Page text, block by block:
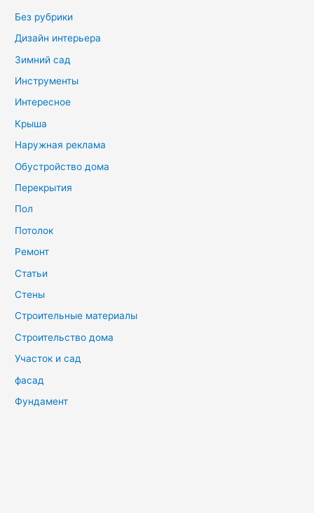
Без рубрики
Дизайн интерьера
Зимний сад
Инструменты
Интересное
Крыша
Наружная реклама
Обустройство дома
Перекрытия
Пол
Потолок
Ремонт
Статьи
Стены
Строительные материалы
Строительство дома
Участок и сад
фасад
Фундамент